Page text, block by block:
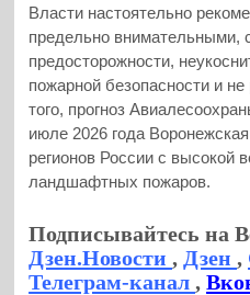
Власти настоятельно
предельно внимательными,
предосторожности,
пожарной безопасности и
того, прогноз
июле 2026 года
регионов России с высокой
ландшафтных пожаров.
Подписывайтесь на
Дзен.Новости, Дзен,
Телеграм-канал,